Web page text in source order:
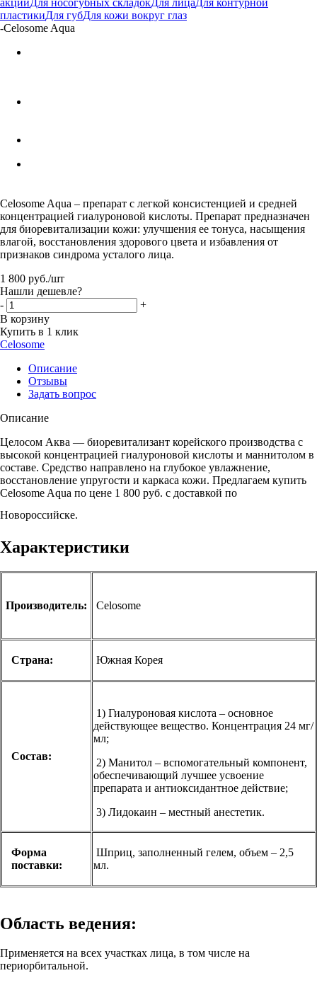
пластикиДля губДля кожи вокруг глаз
-Celosome Aqua
Celosome Aqua – препарат с легкой консистенцией и средней
концентрацией гиалуроновой кислоты. Препарат предназначен
для биоревитализации кожи: улучшения ее тонуса, насыщения
влагой, восстановления здорового цвета и избавления от
признаков синдрома усталого лица.
1 800 руб./шт
Нашли дешевле?
-
+
В корзину
Купить в 1 клик
Celosome
Описание
Отзывы
Задать вопрос
Описание
Целосом Аква — биоревитализант корейского производства с
высокой концентрацией гиалуроновой кислоты и маннитолом в
составе. Средство направлено на глубокое увлажнение,
восстановление упругости и каркаса кожи. Предлагаем купить
Celosome Aqua по цене 1 800 руб. с доставкой по
Новороссийске.
Характеристики
Производитель: Celosome
Страна: Южная Корея
Состав:
1) Гиалуроновая кислота – основное
действующее вещество. Концентрация 24 мг/
мл;
2) Манитол – вспомогательный компонент,
обеспечивающий лучшее усвоение
препарата и антиоксидантное действие;
3) Лидокаин – местный анестетик.
Форма
поставки:
Шприц, заполненный гелем, объем – 2,5
мл.
Область ведения:
Применяется на всех участках лица, в том числе на
периорбитальной.